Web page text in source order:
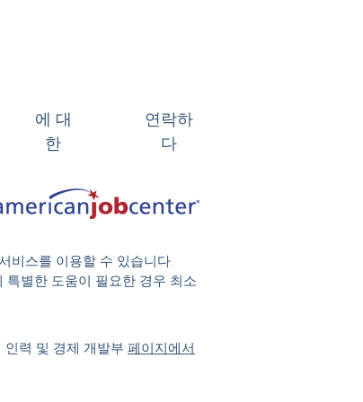
에 대
한
연락하
다
비스를 이용할 수 있습니다.
별한 도움이 필요한 경우 최소
력 및 경제 개발부 페이지에서